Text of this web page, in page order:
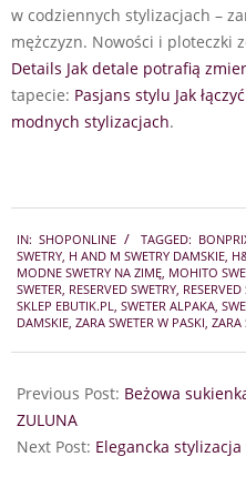
w codziennych stylizacjach –
mężczyzn. Nowości i ploteczki
Details Jak detale potrafią
tapecie: Pasjans stylu Jak
modnych stylizacjach.
10-
17
IN: SHOPONLINE TAGGED:
SWETRY H AND M SWETRY DAMSKIE
MODNE SWETRY NA ZIMĘ MOHITO
SWETER RESERVED SWETRY
SKLEP EBUTIK.PL
SWETER ALPAKA
DAMSKIE ZARA SWETER W PASKI ZARA
Previous Post: Beżowa
ZULUNA
Next Post: Elegancka